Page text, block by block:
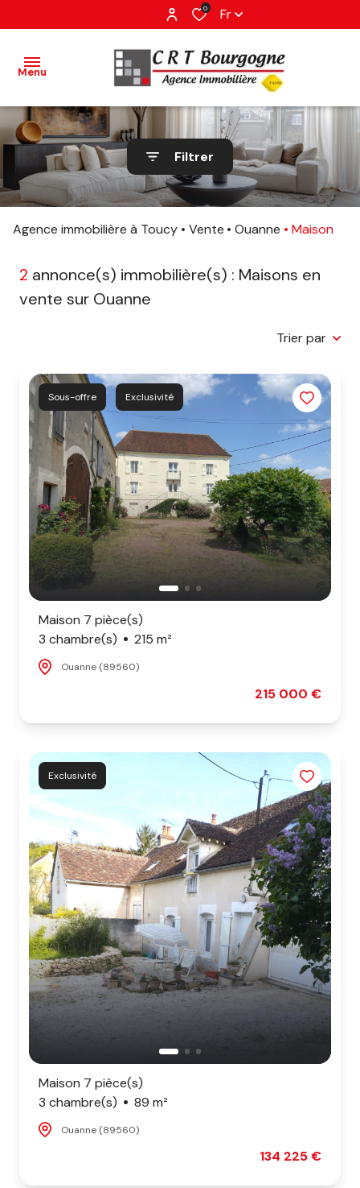
0 Fr
Menu
accueil
ventes
estimation
client
biens
vendus
Filtrer
Agence immobilière à Toucy Vente Ouanne Maison
2 annonce(s) immobilière(s) : Maisons en
vente sur Ouanne
Trier par
Sous-offre Exclusivité
Maison 7 pièce(s)
3 chambre(s)
215 m²
Ouanne (89560)
215 000 €
Exclusivité
Maison 7 pièce(s)
3 chambre(s)
89 m²
Ouanne (89560)
134 225 €